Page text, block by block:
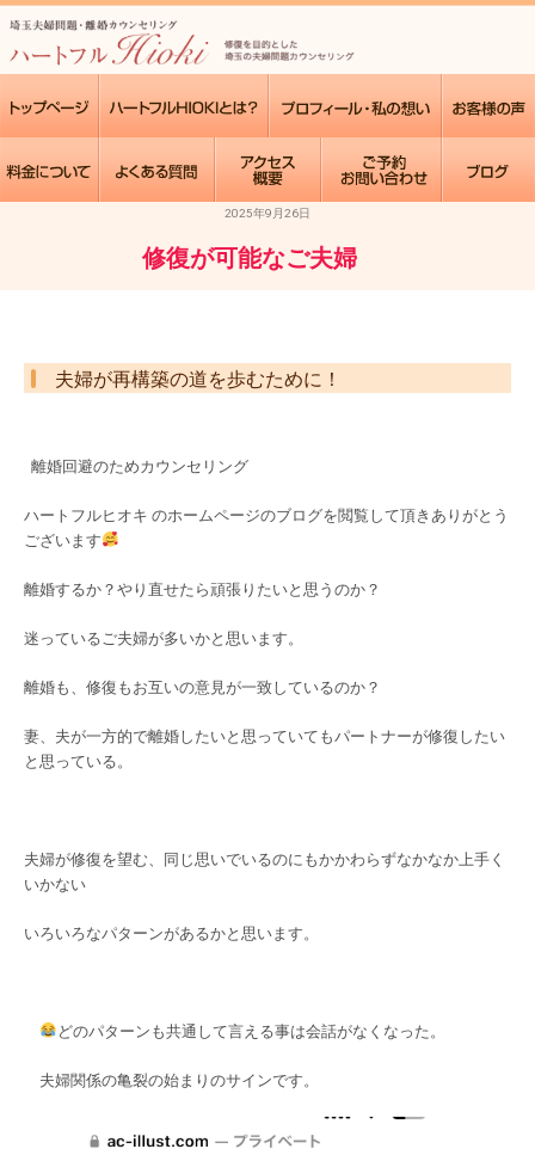
2025年9月26日
修復が可能なご夫婦
夫婦が再構築の道を歩むために！
離婚回避のためカウンセリング
ハートフルヒオキ のホームページのブログを閲覧して頂きありがとう
ございます
離婚するか？やり直せたら頑張りたいと思うのか？
迷っているご夫婦が多いかと思います。
離婚も、修復もお互いの意見が一致しているのか？
妻、夫が一方的で離婚したいと思っていてもパートナーが修復したい
と思っている。
夫婦が修復を望む、同じ思いでいるのにもかかわらずなかなか上手く
いかない
いろいろなパターンがあるかと思います。
どのパターンも共通して言える事は会話がなくなった。
夫婦関係の亀裂の始まりのサインです。